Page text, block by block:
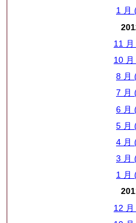
1 月
11
10
8 月
7 月
6 月
5 月
4 月
3 月
1 月
12